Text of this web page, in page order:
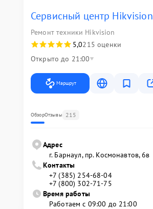
Сервисный центр Hikvision
Ремонт техники Hikvision
5,0215 оценки
Открыто до 21:00
Маршрут
ОбзорОтзывы 215
Адрес
г. Барнаул, ​пр. Космонавтов, 6в
Контакты
+7 (385) 254-68-04
+7 (800) 302-71-75
Время работы
Работаем с 09:00 до 21:00